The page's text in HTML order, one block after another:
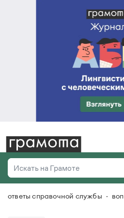
Искать на Грамоте
Справочная служба
Везде
ответы справочной службы